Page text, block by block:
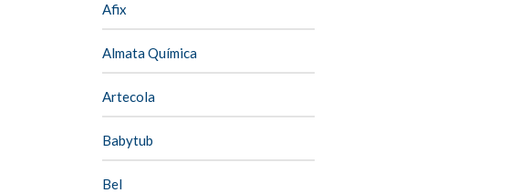
Afix
Almata Química
Artecola
Babytub
Bel